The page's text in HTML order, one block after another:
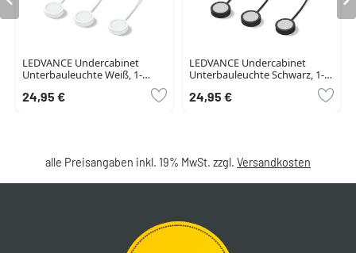
LEDVANCE Undercabinet
Unterbauleuchte Weiß, 1-
24,95 €
LEDVANCE Undercabinet
Unterbauleuchte Schwarz, 1-
24,95 €
alle Preisangaben inkl. 19% MwSt. zzgl. Versandkosten